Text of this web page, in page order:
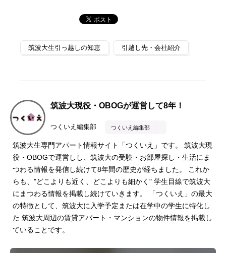
筑波大生引っ越しの知恵 引越し先・会社紹介
筑波大現役・OBOGが運営して8年！
つくいえ編集部 つくいえ編集部
筑波大生専門アパート情報サイト「つくいえ」です。 筑波大現
役・OBOGで運営しし、筑波大の受験・お部屋探し・生活にま
つわる情報を発信し続けて8年間の歴史が経ちました。 これか
らも、"どこよりも近く、どこよりも細かく" 学生目線で筑波大
にまつわる情報を掲載し続けていきます。 「つくいえ」の最大
の特徴として、筑波大に入学予定または在学中の学生に特化し
た 筑波大周辺の賃貸アパート・マンションの物件情報を掲載し
ていることです。